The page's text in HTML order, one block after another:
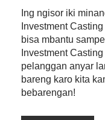
Ing ngisor iki
Investment
bisa mbantu
Investment
pelanggan anyar
bareng karo kita
bebarengan!